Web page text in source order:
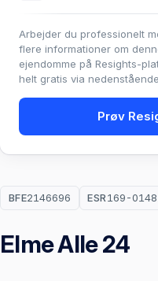
BFE2146696 ESR169-
Elme Alle 24
Arbejder du professionelt
flere informationer om
ejendomme på Resights-
helt gratis via
Prøv